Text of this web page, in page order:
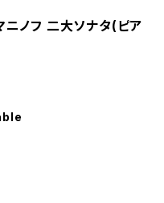
ノフ 二大ソナタ(ピア